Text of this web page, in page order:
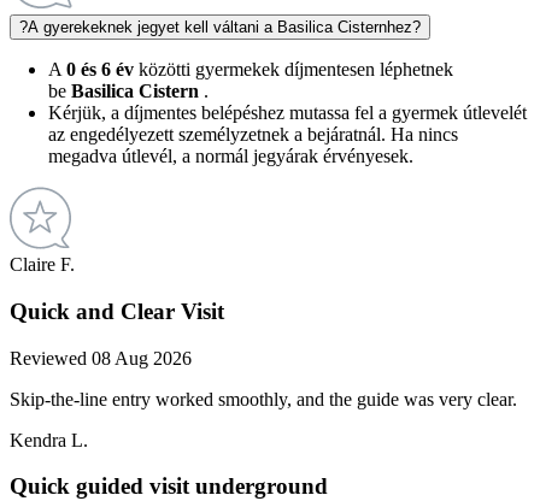
?A gyerekeknek jegyet kell váltani a Basilica Cisternhez?
A 0 és 6 év közötti gyermekek díjmentesen léphetnek
be Basilica Cistern .
Kérjük, a díjmentes belépéshez mutassa fel a gyermek útlevelét
az engedélyezett személyzetnek a bejáratnál. Ha nincs
megadva útlevél, a normál jegyárak érvényesek.
Claire F.
Quick and Clear Visit
Reviewed 08 Aug 2026
Skip-the-line entry worked smoothly, and the guide was very clear.
Kendra L.
Quick guided visit underground